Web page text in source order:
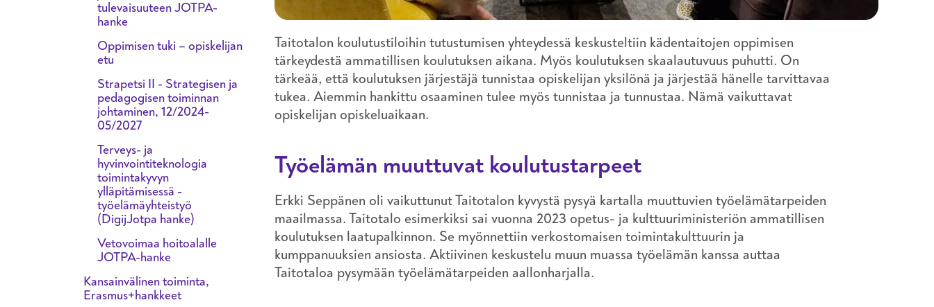
Taitotalon koulutustiloihin tutustumisen yhteydessä keskusteltiin kädentaitojen oppimisen
tärkeydestä ammatillisen koulutuksen aikana. Myös koulutuksen skaalautuvuus puhutti. On
tärkeää, että koulutuksen järjestäjä tunnistaa opiskelijan yksilönä ja järjestää hänelle tarvittavaa
tukea. Aiemmin hankittu osaaminen tulee myös tunnistaa ja tunnustaa. Nämä vaikuttavat
opiskelijan opiskeluaikaan.
Työelämän muuttuvat koulutustarpeet
Erkki Seppänen oli vaikuttunut Taitotalon kyvystä pysyä kartalla muuttuvien työelämätarpeiden
maailmassa. Taitotalo esimerkiksi sai vuonna 2023 opetus- ja kulttuuriministeriön ammatillisen
koulutuksen laatupalkinnon. Se myönnettiin verkostomaisen toimintakulttuurin ja
kumppanuuksien ansiosta. Aktiivinen keskustelu muun muassa työelämän kanssa auttaa
Taitotaloa pysymään työelämätarpeiden aallonharjalla.
tulevaisuuteen JOTPA-
hanke
Oppimisen tuki – opiskelijan
etu
Strapetsi II - Strategisen ja
pedagogisen toiminnan
johtaminen, 12/2024-
05/2027
Terveys- ja
hyvinvointiteknologia
toimintakyvyn
ylläpitämisessä -
työelämäyhteistyö
(DigijJotpa hanke)
Vetovoimaa hoitoalalle
JOTPA-hanke
Kansainvälinen toiminta,
Erasmus+hankkeet